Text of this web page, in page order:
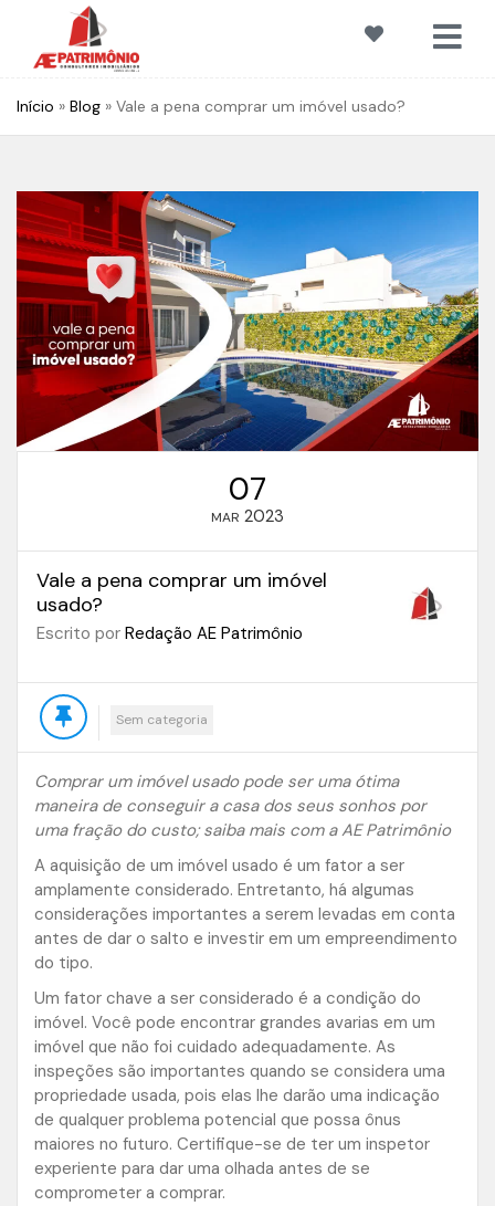
Início » Blog » Vale a pena comprar um imóvel usado?
07
MAR 2023
Vale a pena comprar um imóvel
usado?
Escrito por Redação AE Patrimônio
Sem categoria
Comprar um imóvel usado pode ser uma ótima
maneira de conseguir a casa dos seus sonhos por
uma fração do custo; saiba mais com a AE Patrimônio
A aquisição de um imóvel usado é um fator a ser
amplamente considerado. Entretanto, há algumas
considerações importantes a serem levadas em conta
antes de dar o salto e investir em um empreendimento
do tipo.
Um fator chave a ser considerado é a condição do
imóvel. Você pode encontrar grandes avarias em um
imóvel que não foi cuidado adequadamente. As
inspeções são importantes quando se considera uma
propriedade usada, pois elas lhe darão uma indicação
de qualquer problema potencial que possa ônus
maiores no futuro. Certifique-se de ter um inspetor
experiente para dar uma olhada antes de se
comprometer a comprar.